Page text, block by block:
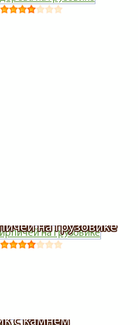
на грузовике
с камнем